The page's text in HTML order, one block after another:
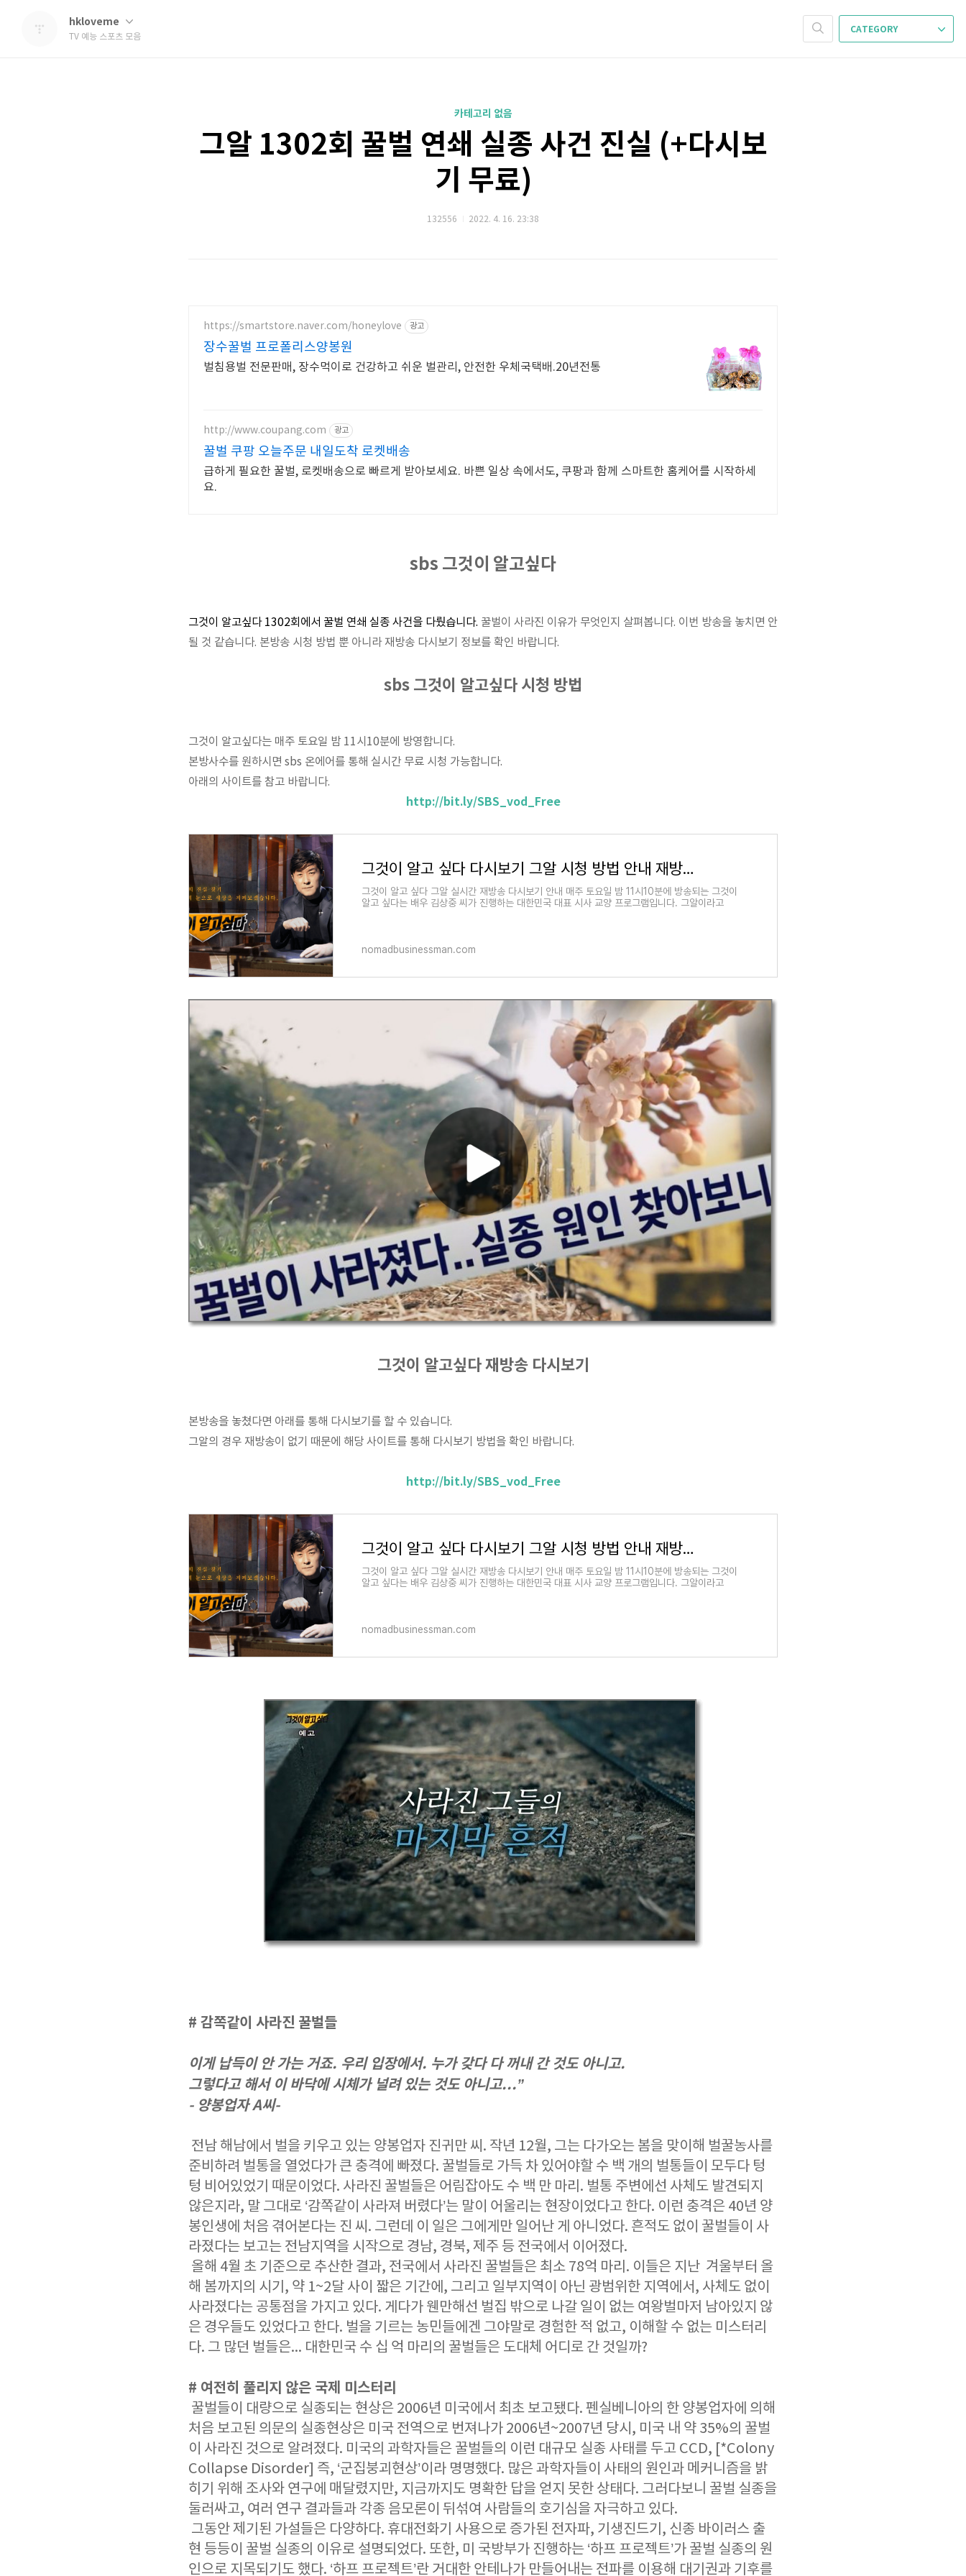
hkloveme
TV 예능 스포츠 모음
CATEGORY
카테고리 없음
그알 1302회 꿀벌 연쇄 실종 사건 진실 (+다시보
기 무료)
132556 2022. 4. 16. 23:38
https://smartstore.naver.com/honeylove 광고
장수꿀벌 프로폴리스양봉원
벌침용벌 전문판매, 장수먹이로 건강하고 쉬운 벌관리, 안전한 우체국택배.20년전통
http://www.coupang.com 광고
꿀벌 쿠팡 오늘주문 내일도착 로켓배송
급하게 필요한 꿀벌, 로켓배송으로 빠르게 받아보세요. 바쁜 일상 속에서도, 쿠팡과 함께 스마트한 홈케어를 시작하세
요.
sbs 그것이 알고싶다
그것이 알고싶다 1302회에서 꿀벌 연쇄 실종 사건을 다뤘습니다. 꿀벌이 사라진 이유가 무엇인지 살펴봅니다. 이번 방송을 놓치면 안
될 것 같습니다. 본방송 시청 방법 뿐 아니라 재방송 다시보기 정보를 확인 바랍니다.
sbs 그것이 알고싶다 시청 방법
그것이 알고싶다는 매주 토요일 밤 11시10분에 방영합니다.
본방사수를 원하시면 sbs 온에어를 통해 실시간 무료 시청 가능합니다.
아래의 사이트를 참고 바랍니다.
http://bit.ly/SBS_vod_Free
그것이 알고 싶다 다시보기 그알 시청 방법 안내 재방송 무료 보기 SBS 온에어
그것이 알고 싶다 그알 실시간 재방송 다시보기 안내 매주 토요일 밤 11시10분에 방송되는 그것이
알고 싶다는 배우 김상중 씨가 진행하는 대한민국 대표 시사 교양 프로그램입니다. 그알이라고
nomadbusinessman.com
그것이 알고싶다 재방송 다시보기
본방송을 놓쳤다면 아래를 통해 다시보기를 할 수 있습니다.
그알의 경우 재방송이 없기 때문에 해당 사이트를 통해 다시보기 방법을 확인 바랍니다.
http://bit.ly/SBS_vod_Free
그것이 알고 싶다 다시보기 그알 시청 방법 안내 재방송 무료 보기 SBS 온에어
그것이 알고 싶다 그알 실시간 재방송 다시보기 안내 매주 토요일 밤 11시10분에 방송되는 그것이
알고 싶다는 배우 김상중 씨가 진행하는 대한민국 대표 시사 교양 프로그램입니다. 그알이라고
nomadbusinessman.com
# 감쪽같이 사라진 꿀벌들
이게 납득이 안 가는 거죠. 우리 입장에서. 누가 갖다 다 꺼내 간 것도 아니고.
그렇다고 해서 이 바닥에 시체가 널려 있는 것도 아니고...”
- 양봉업자 A씨-
전남 해남에서 벌을 키우고 있는 양봉업자 진귀만 씨. 작년 12월, 그는 다가오는 봄을 맞이해 벌꿀농사를
준비하려 벌통을 열었다가 큰 충격에 빠졌다. 꿀벌들로 가득 차 있어야할 수 백 개의 벌통들이 모두다 텅
텅 비어있었기 때문이었다. 사라진 꿀벌들은 어림잡아도 수 백 만 마리. 벌통 주변에선 사체도 발견되지
않은지라, 말 그대로 ‘감쪽같이 사라져 버렸다’는 말이 어울리는 현장이었다고 한다. 이런 충격은 40년 양
봉인생에 처음 겪어본다는 진 씨. 그런데 이 일은 그에게만 일어난 게 아니었다. 흔적도 없이 꿀벌들이 사
라졌다는 보고는 전남지역을 시작으로 경남, 경북, 제주 등 전국에서 이어졌다.
올해 4월 초 기준으로 추산한 결과, 전국에서 사라진 꿀벌들은 최소 78억 마리. 이들은 지난 겨울부터 올
해 봄까지의 시기, 약 1~2달 사이 짧은 기간에, 그리고 일부지역이 아닌 광범위한 지역에서, 사체도 없이
사라졌다는 공통점을 가지고 있다. 게다가 웬만해선 벌집 밖으로 나갈 일이 없는 여왕벌마저 남아있지 않
은 경우들도 있었다고 한다. 벌을 기르는 농민들에겐 그야말로 경험한 적 없고, 이해할 수 없는 미스터리
다. 그 많던 벌들은... 대한민국 수 십 억 마리의 꿀벌들은 도대체 어디로 간 것일까?
# 여전히 풀리지 않은 국제 미스터리
꿀벌들이 대량으로 실종되는 현상은 2006년 미국에서 최초 보고됐다. 펜실베니아의 한 양봉업자에 의해
처음 보고된 의문의 실종현상은 미국 전역으로 번져나가 2006년~2007년 당시, 미국 내 약 35%의 꿀벌
이 사라진 것으로 알려졌다. 미국의 과학자들은 꿀벌들의 이런 대규모 실종 사태를 두고 CCD, [*Colony
Collapse Disorder] 즉, ‘군집붕괴현상’이라 명명했다. 많은 과학자들이 사태의 원인과 메커니즘을 밝
히기 위해 조사와 연구에 매달렸지만, 지금까지도 명확한 답을 얻지 못한 상태다. 그러다보니 꿀벌 실종을
둘러싸고, 여러 연구 결과들과 각종 음모론이 뒤섞여 사람들의 호기심을 자극하고 있다.
그동안 제기된 가설들은 다양하다. 휴대전화기 사용으로 증가된 전자파, 기생진드기, 신종 바이러스 출
현 등등이 꿀벌 실종의 이유로 설명되었다. 또한, 미 국방부가 진행하는 ‘하프 프로젝트’가 꿀벌 실종의 원
인으로 지목되기도 했다. ‘하프 프로젝트’란 거대한 안테나가 만들어내는 전파를 이용해 대기권과 기후를